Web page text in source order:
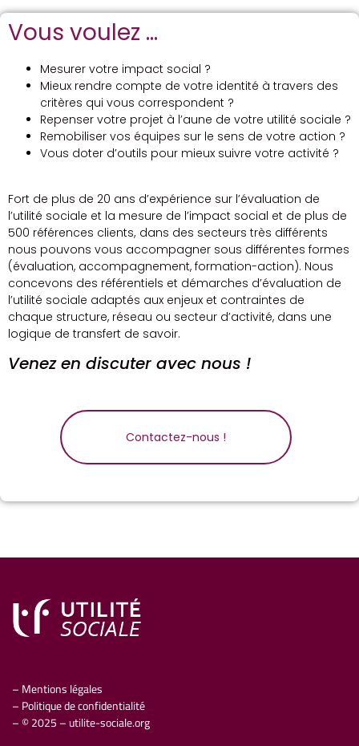
Vous voulez ...
Mesurer votre impact social ?
Mieux rendre compte de votre identité à travers des
critères qui vous correspondent ?
Repenser votre projet à l’aune de votre utilité sociale ?
Remobiliser vos équipes sur le sens de votre action ?
Vous doter d’outils pour mieux suivre votre activité ?
Fort de plus de 20 ans d’expérience sur l’évaluation de
l’utilité sociale et la mesure de l’impact social et de plus de
500 références clients, dans des secteurs très différents
nous pouvons vous accompagner sous différentes formes
(évaluation, accompagnement, formation-action). Nous
concevons des référentiels et démarches d’évaluation de
l’utilité sociale adaptés aux enjeux et contraintes de
chaque structure, réseau ou secteur d’activité, dans une
logique de transfert de savoir.
Venez en discuter avec nous !
Contactez-nous !
– Mentions légales
– Politique de confidentialité
– © 2025 – utilite-sociale.org